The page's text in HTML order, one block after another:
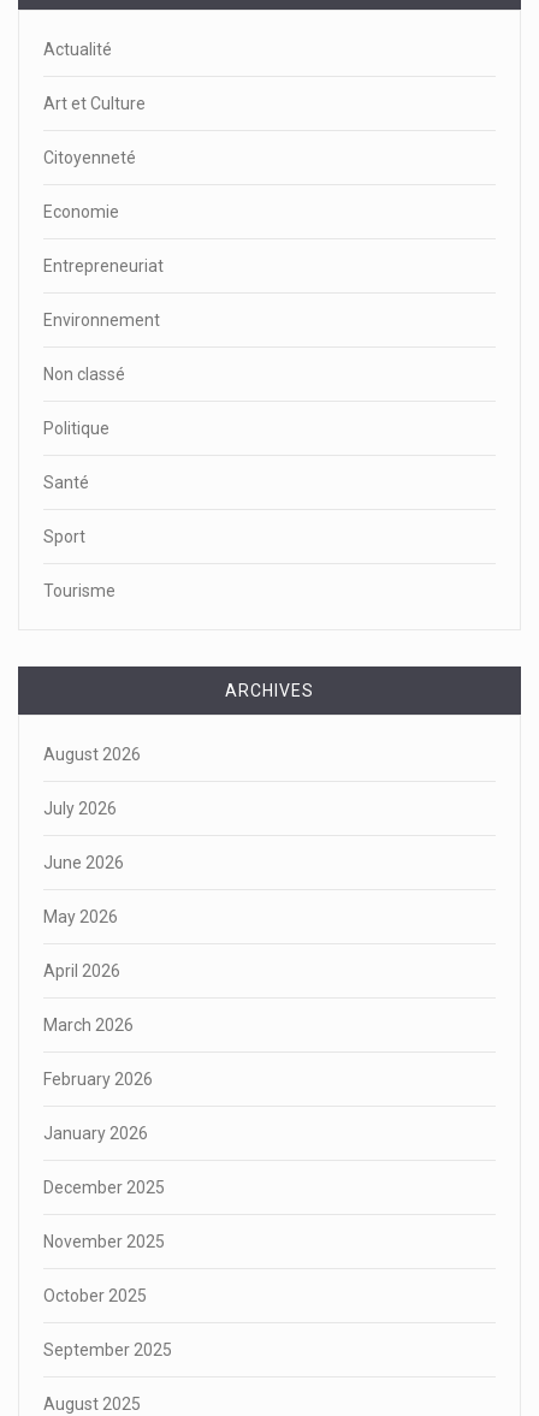
Actualité
Art et Culture
Citoyenneté
Economie
Entrepreneuriat
Environnement
Non classé
Politique
Santé
Sport
Tourisme
ARCHIVES
August 2026
July 2026
June 2026
May 2026
April 2026
March 2026
February 2026
January 2026
December 2025
November 2025
October 2025
September 2025
August 2025